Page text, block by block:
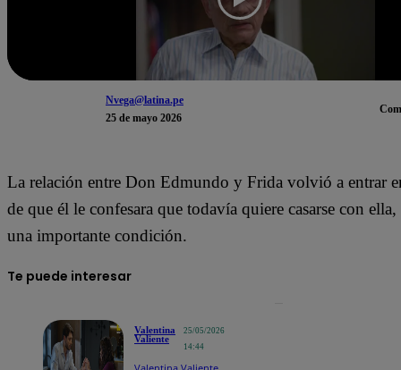
Nvega@latina.pe
25 de mayo 2026
La relación entre Don Edmundo y Frida volvió a entrar
de que él le confesara que todavía quiere casarse con
una importante condición.
Te puede interesar
Valentina
Valiente
25/05/2026
14:44